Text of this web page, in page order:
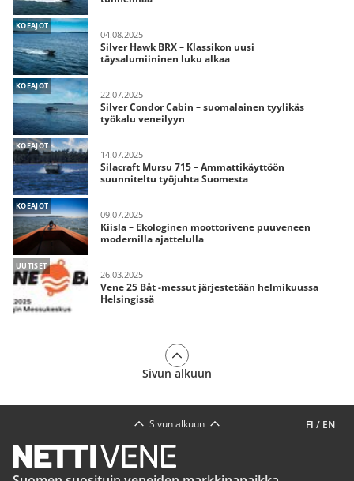
KOEAJOT
04.08.2025
Silver Hawk BRX – Klassikon uusi
täysalumiininen luku alkaa
KOEAJOT
22.07.2025
Silver Condor Cabin – suomalainen tyylikäs
työkalu veneilyyn
KOEAJOT
14.07.2025
Silacraft Mursu 715 – Ammattikäyttöön
suunniteltu työjuhta Suomesta
KOEAJOT
09.07.2025
Kiisla – Ekologinen moottorivene puuveneen
modernilla ajattelulla
UUTISET
26.03.2025
Vene 25 Båt -messut järjestetään helmikuussa
Helsingissä
Sivun alkuun
FI / EN
Sivun alkuun